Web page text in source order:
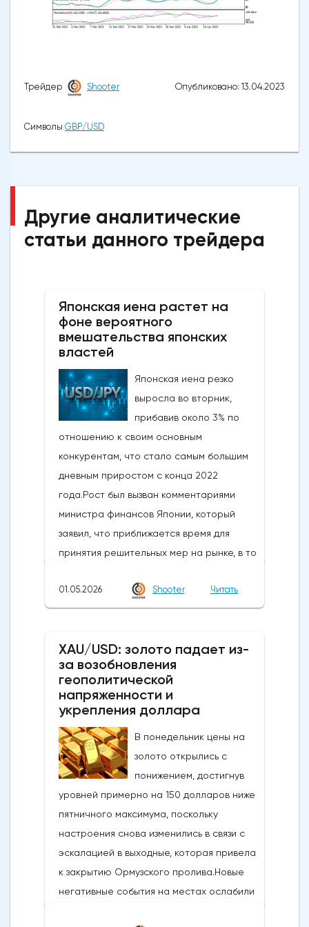
Трейдер Shooter Опубликовано: 13.04.2023
Символы GBP/USD
Другие аналитические
статьи данного трейдера
Японская иена растет на
фоне вероятного
вмешательства японских
властей
Японская иена резко
выросла во вторник,
прибавив около 3% по
отношению к своим основным
конкурентам, что стало самым большим
дневным приростом с конца 2022
года.Рост был вызван комментариями
министра финансов Японии, который
заявил, что приближается время для
принятия решительных мер на рынке, в то
ссылкой на правительство и центральный
банк говорилось, что японские власти
поддержать иену, которая достигла самых
низких уровней с середины 2024 года,
когда проводилась последняя
интервенция. произошло.Сегодняшние
действия следуют недавнему сообщению
о готовности властей вмешаться, когда
пара USDJPY преодолеет сопротивление
уровней, которые в последний раз
торговались в конце февраля, и
ознаменовало коррекцию почти на 61,8%
от ралли 152,39/160,72, при этом
значительный медвежий сигнал был
01.05.2026 Shooter Читать
XAU/USD: золото падает из-
за возобновления
геополитической
напряженности и
укрепления доллара
В понедельник цены на
золото открылись с
понижением, достигнув
уровней примерно на 150 долларов ниже
пятничного максимума, поскольку
настроения снова изменились в связи с
эскалацией в выходные, которая привела
к закрытию Ормузского пролива.Новые
негативные события на местах ослабили